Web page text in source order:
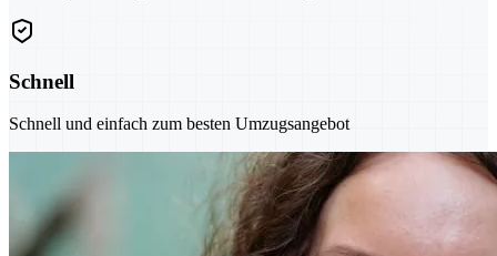
Schnell
Schnell und einfach zum besten Umzugsangebot